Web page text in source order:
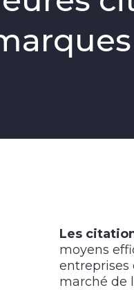
Les
moyens
entreprises
marché de